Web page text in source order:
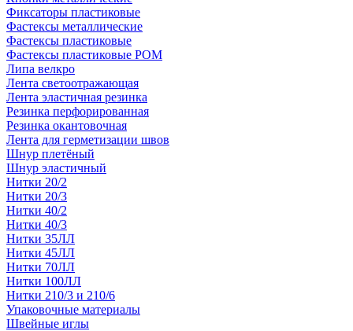
Фиксаторы пластиковые
Фастексы металлические
Фастексы пластиковые
Фастексы пластиковые POM
Липа велкро
Лента светоотражающая
Лента эластичная резинка
Резинка перфорированная
Резинка окантовочная
Лента для герметизации швов
Шнур плетёный
Шнур эластичный
Нитки 20/2
Нитки 20/3
Нитки 40/2
Нитки 40/3
Нитки 35ЛЛ
Нитки 45ЛЛ
Нитки 70ЛЛ
Нитки 100ЛЛ
Нитки 210/3 и 210/6
Упаковочные материалы
Швейные иглы